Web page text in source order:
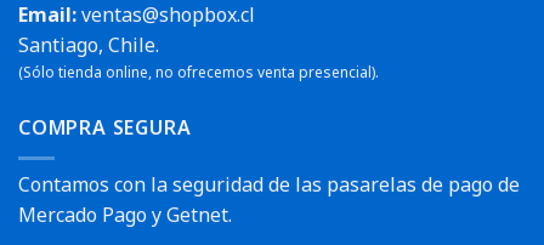
Email:ventas@shopbox.cl
Santiago, Chile.
(Sólo tienda online, no ofrecemos venta presencial).
COMPRA SEGURA
Contamos con la seguridad de las pasarelas de pago de
Mercado Pago y Getnet.